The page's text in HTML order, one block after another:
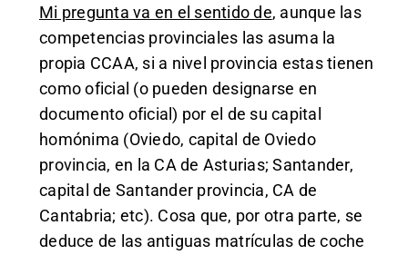
Mi pregunta va en el sentido de, aunque las
competencias provinciales las asuma la
propia CCAA, si a nivel provincia estas tienen
como oficial (o pueden designarse en
documento oficial) por el de su capital
homónima (Oviedo, capital de Oviedo
provincia, en la CA de Asturias; Santander,
capital de Santander provincia, CA de
Cantabria; etc). Cosa que, por otra parte, se
deduce de las antiguas matrículas de coche